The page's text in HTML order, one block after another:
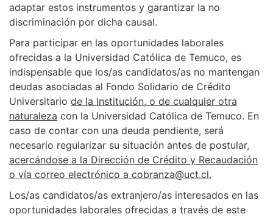
adaptar estos instrumentos y garantizar la no
discriminación por dicha causal.
Para participar en las oportunidades laborales
ofrecidas a la Universidad Católica de Temuco, es
indispensable que los/as candidatos/as no mantengan
deudas asociadas al Fondo Solidario de Crédito
Universitario de la Institución, o de cualquier otra
naturaleza con la Universidad Católica de Temuco. En
caso de contar con una deuda pendiente, será
necesario regularizar su situación antes de postular,
acercándose a la Dirección de Crédito y Recaudación
o vía correo electrónico a cobranza@uct.cl.
Los/as candidatos/as extranjero/as interesados en las
oportunidades laborales ofrecidas a través de este